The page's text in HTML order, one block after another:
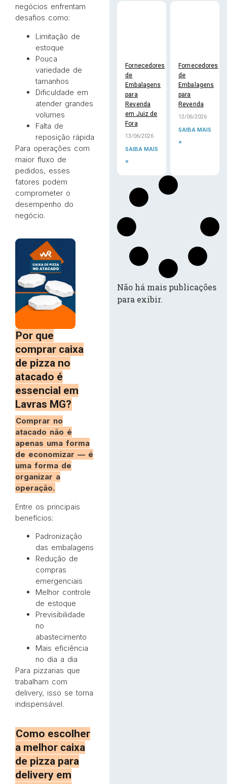
negócios enfrentam
desafios como:
Limitação de
estoque
Pouca
variedade de
tamanhos
Dificuldade em
atender grandes
volumes
Falta de
reposição rápida
Para operações com
maior fluxo de
pedidos, esses
fatores podem
comprometer o
desempenho do
negócio.
Por que
comprar caixa
de pizza no
atacado é
essencial em
Lavras MG?
Comprar no
atacado não é
apenas uma forma
de economizar — é
uma forma de
organizar a
operação.
Entre os principais
benefícios:
Padronização
das embalagens
Redução de
compras
emergenciais
Melhor controle
de estoque
Previsibilidade
no
abastecimento
Mais eficiência
no dia a dia
Para pizzarias que
trabalham com
delivery, isso se torna
indispensável.
Como escolher
a melhor caixa
de pizza para
delivery em
Fornecedores
de
Embalagens
para
Revenda
em Juiz de
Fora
13/06/2026
SAIBA MAIS
»
Fornecedores
de
Embalagens
para
Revenda
12/06/2026
SAIBA MAIS
»
Não há mais publicações
para exibir.